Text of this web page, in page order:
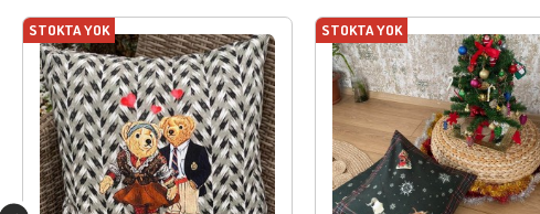
STOKTA YOK STOKTA YOK